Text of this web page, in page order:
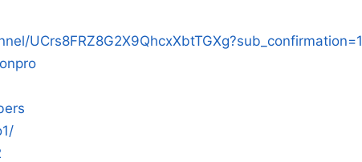
UCrs8FRZ8G2X9QhcxXbtTGXg?sub_confirmation=1